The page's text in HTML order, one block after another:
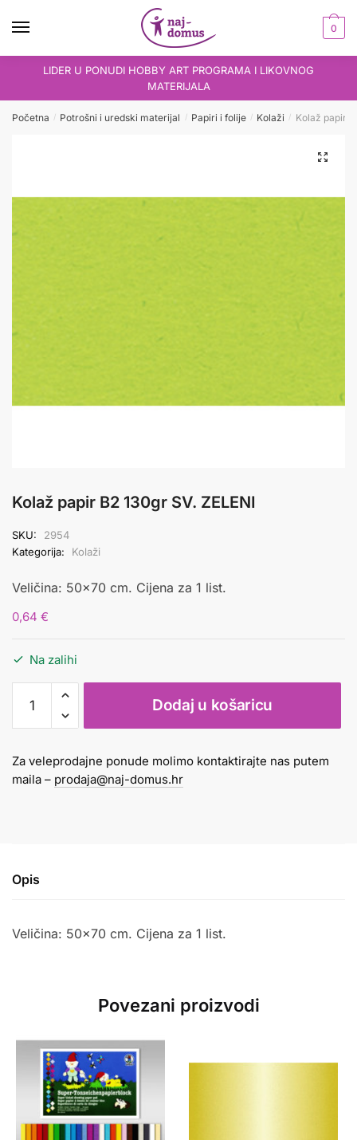
0
LIDER U PONUDI HOBBY ART PROGRAMA I LIKOVNOG
MATERIJALA
Početna / Potrošni i uredski materijal / Papiri i folije / Kolaži / Kolaž papir
Kolaž papir B2 130gr SV. ZELENI
SKU:
2954
Kategorija:
Kolaži
Veličina: 50×70 cm. Cijena za 1 list.
0,64 €
Na zalihi
papir
B2
SV.
ZELENI
Dodaj u košaricu
Za veleprodajne ponude molimo kontaktirajte nas putem
maila – prodaja@naj-domus.hr
Opis
Veličina: 50×70 cm. Cijena za 1 list.
Povezani proizvodi